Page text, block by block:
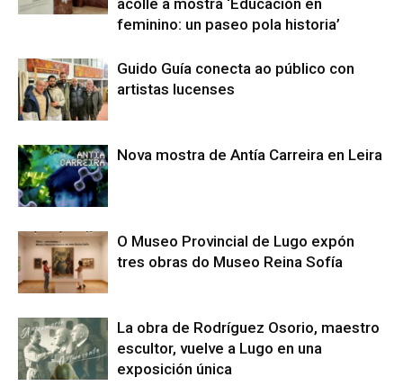
acolle a mostra ‘Educación en
feminino: un paseo pola historia’
Guido Guía conecta ao público con
artistas lucenses
Nova mostra de Antía Carreira en Leira
O Museo Provincial de Lugo expón
tres obras do Museo Reina Sofía
La obra de Rodríguez Osorio, maestro
escultor, vuelve a Lugo en una
exposición única